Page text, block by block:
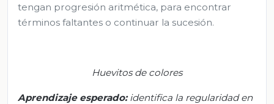
tengan progresión aritmética, para encontrar
términos faltantes o continuar la sucesión.
Huevitos de colores
Aprendizaje esperado: identifica la regularidad en